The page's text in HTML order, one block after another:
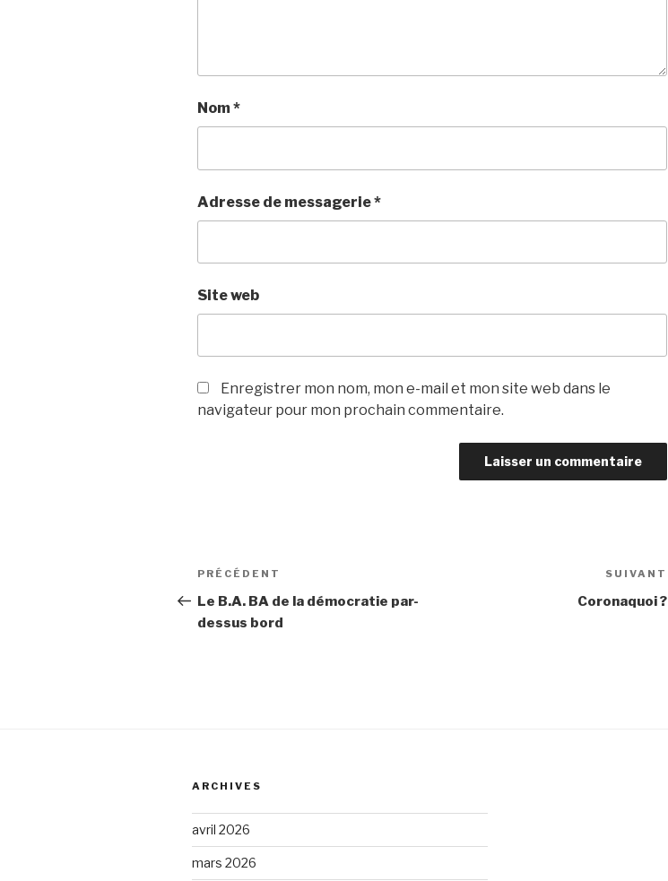
Nom*
Adresse de messagerie*
Site web
Enregistrer mon nom, mon e-mail et mon site web dans le
navigateur pour mon prochain commentaire.
Navigation
de
l’article
Article
précédent
PRÉCÉDENT
Le B.A. BA de la démocratie par-
dessus bord
SUIVANT
Coronaquoi ?
ARCHIVES
avril 2026
mars 2026